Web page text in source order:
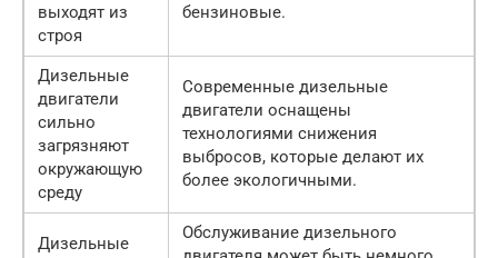
выходят из
строя
бензиновые.
Дизельные
двигатели
сильно
загрязняют
окружающую
среду
Современные дизельные
двигатели оснащены
технологиями снижения
выбросов, которые делают их
более экологичными.
Дизельные
Обслуживание дизельного